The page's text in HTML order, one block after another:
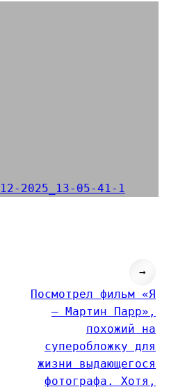
Посмотрел фильм «Я
— Мартин Парр»,
похожий на
суперобложку для
жизни выдающегося
фотографа. Хотя,
→